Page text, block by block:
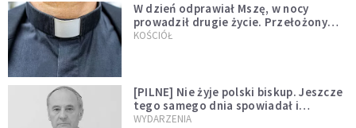
W dzień odprawiał Mszę, w nocy
prowadził drugie życie. Przełożony
kazał mu opuścić zakon
KOŚCIÓŁ
[PILNE] Nie żyje polski biskup. Jeszcze
tego samego dnia spowiadał i
sprawował Mszę świętą
WYDARZENIA